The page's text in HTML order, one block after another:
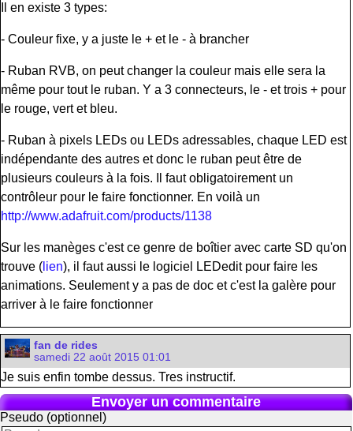
Il en existe 3 types:
- Couleur fixe, y a juste le + et le - à brancher
- Ruban RVB, on peut changer la couleur mais elle sera la
même pour tout le ruban. Y a 3 connecteurs, le - et trois + pour
le rouge, vert et bleu.
- Ruban à pixels LEDs ou LEDs adressables, chaque LED est
indépendante des autres et donc le ruban peut être de
plusieurs couleurs à la fois. Il faut obligatoirement un
contrôleur pour le faire fonctionner. En voilà un
http://www.adafruit.com/products/1138
Sur les manèges c'est ce genre de boîtier avec carte SD qu'on
trouve ( lien), il faut aussi le logiciel LEDedit pour faire les
animations. Seulement y a pas de doc et c'est la galère pour
arriver à le faire fonctionner
fan de rides
samedi 22 août 2015 01:01
Je suis enfin tombe dessus. Tres instructif.
Envoyer un commentaire
Pseudo (optionnel)